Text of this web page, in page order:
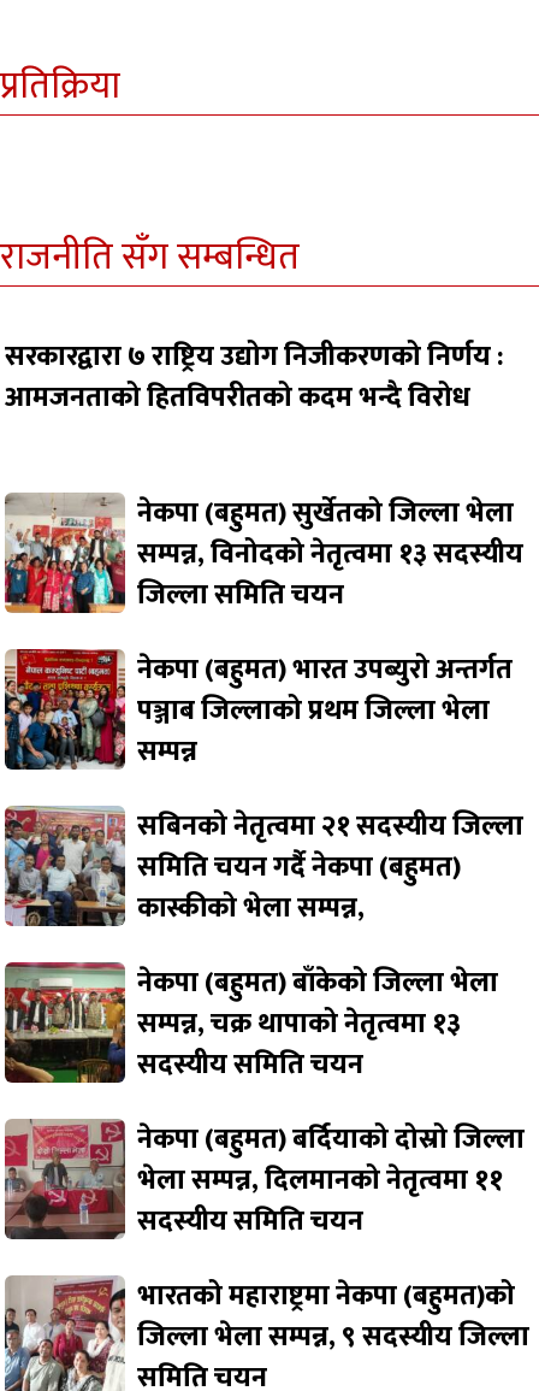
प्रतिक्रिया
राजनीति सँग सम्बन्धित
सरकारद्वारा ७ राष्ट्रिय उद्योग निजीकरणको निर्णय :
आमजनताको हितविपरीतको कदम भन्दै विरोध
नेकपा (बहुमत) सुर्खेतको जिल्ला भेला
सम्पन्न, विनोदको नेतृत्वमा १३ सदस्यीय
जिल्ला समिति चयन
नेकपा (बहुमत) भारत उपब्युरो अन्तर्गत
पञ्जाब जिल्लाको प्रथम जिल्ला भेला
सम्पन्न
सबिनको नेतृत्वमा २१ सदस्यीय जिल्ला
समिति चयन गर्दै नेकपा (बहुमत)
कास्कीको भेला सम्पन्न,
नेकपा (बहुमत) बाँकेको जिल्ला भेला
सम्पन्न, चक्र थापाको नेतृत्वमा १३
सदस्यीय समिति चयन
नेकपा (बहुमत) बर्दियाको दोस्रो जिल्ला
भेला सम्पन्न, दिलमानको नेतृत्वमा ११
सदस्यीय समिति चयन
भारतको महाराष्ट्रमा नेकपा (बहुमत)को
जिल्ला भेला सम्पन्न, ९ सदस्यीय जिल्ला
समिति चयन